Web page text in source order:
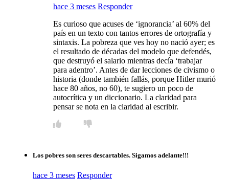
hace 3 meses Responder
Es curioso que acuses de ‘ignorancia’ al 60% del
país en un texto con tantos errores de ortografía y
sintaxis. La pobreza que ves hoy no nació ayer; es
el resultado de décadas del modelo que defendés,
que destruyó el salario mientras decía ‘trabajar
para adentro’. Antes de dar lecciones de civismo o
historia (donde también fallás, porque Hitler murió
hace 80 años, no 60), te sugiero un poco de
autocrítica y un diccionario. La claridad para
pensar se nota en la claridad al escribir.
Los pobres son seres descartables. Sigamos adelante!!!
hace 3 meses Responder